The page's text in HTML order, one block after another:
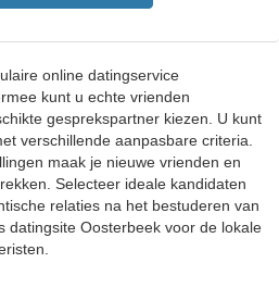
online datingservice
kunt u echte vrienden
gesprekspartner kiezen. U kunt
verschillende aanpasbare criteria.
maak je nieuwe vrienden en
Selecteer ideale kandidaten
relaties na het bestuderen van
datingsite Oosterbeek voor de lokale